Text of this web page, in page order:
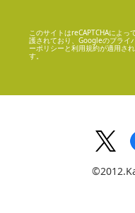
このサイトはreCAPTCHAによっ
護されており、Googleのプライ
ーポリシーと利用規約が適用さ
す。